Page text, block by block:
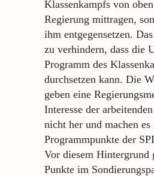
Klassenkampfs von
Regierung mittragen,
ihm entgegensetzen.
zu verhindern, dass die
Programm des
durchsetzen kann. Die
geben eine
Interesse der
nicht her und machen es
Programmpunkte der
Vor diesem Hintergrund
Punkte im